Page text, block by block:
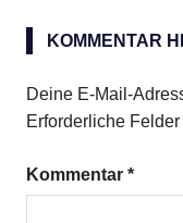
Kuchen
Schokolade
KOMMENTAR
Deine E-Mail-
Erforderliche
Kommentar *